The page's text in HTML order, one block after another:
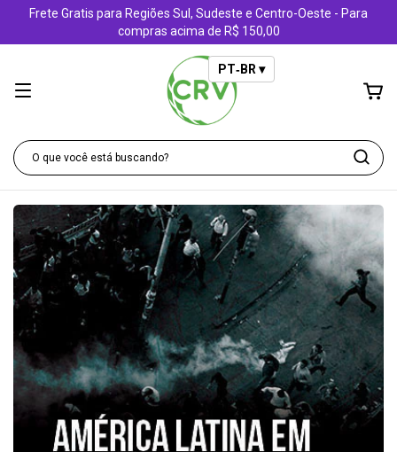
Frete Gratis para Regiões Sul, Sudeste e Centro-Oeste - Para
compras acima de R$ 150,00
PT‑BR ▾